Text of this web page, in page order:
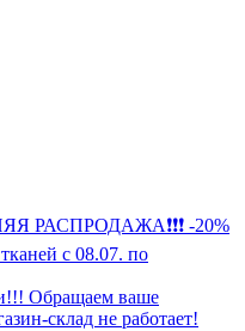
РАСПРОДАЖА❗️❗️❗️ -20%
с 08.07. по
Обращаем ваше
склад не работает!